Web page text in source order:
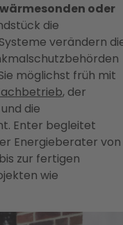
oder
die
verändern
möglichst früh mit
, der
die
Enter begleitet
Energieberater von
zur fertigen
wie